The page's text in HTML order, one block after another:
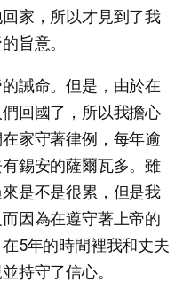
家，所以才見到了我
旨意。
誡命。但是，由於在
回國了，所以我擔心
家守著律例，每年逾
錫安的薩爾瓦多。雖
是不是很累，但是我
因為在遵守著上帝的
5年的時間裡我和丈夫
持守了信心。